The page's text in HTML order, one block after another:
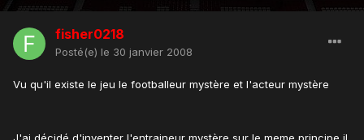
fisher0218
Posté(e) le 30 janvier 2008
Vu qu'il existe le jeu le footballeur mystère et l'acteur mystère